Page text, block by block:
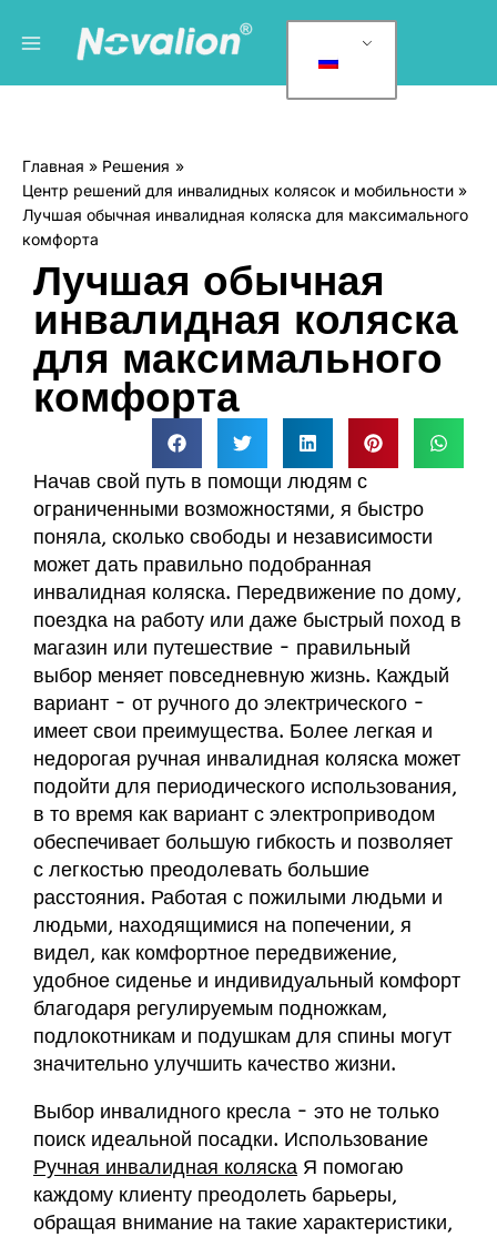
содержанию
Главное
меню
у
к
и
Главная
Решения
Центр решений для инвалидных колясок и мобильности
Лучшая обычная инвалидная коляска для максимального
комфорта
Лучшая обычная
инвалидная коляска
для максимального
комфорта
Начав свой путь в помощи людям с
ограниченными возможностями, я быстро
поняла, сколько свободы и независимости
может дать правильно подобранная
инвалидная коляска. Передвижение по дому,
поездка на работу или даже быстрый поход в
магазин или путешествие - правильный
выбор меняет повседневную жизнь. Каждый
вариант - от ручного до электрического -
имеет свои преимущества. Более легкая и
недорогая ручная инвалидная коляска может
подойти для периодического использования,
в то время как вариант с электроприводом
обеспечивает большую гибкость и позволяет
с легкостью преодолевать большие
расстояния. Работая с пожилыми людьми и
людьми, находящимися на попечении, я
видел, как комфортное передвижение,
удобное сиденье и индивидуальный комфорт
благодаря регулируемым подножкам,
подлокотникам и подушкам для спины могут
значительно улучшить качество жизни.
Выбор инвалидного кресла - это не только
поиск идеальной посадки. Использование
Ручная инвалидная коляска Я помогаю
каждому клиенту преодолеть барьеры,
обращая внимание на такие характеристики,